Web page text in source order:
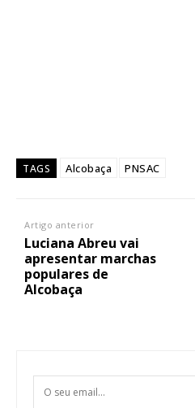
TAGS Alcobaça PNSAC
Artigo anterior
Luciana Abreu vai
apresentar marchas
populares de
Alcobaça